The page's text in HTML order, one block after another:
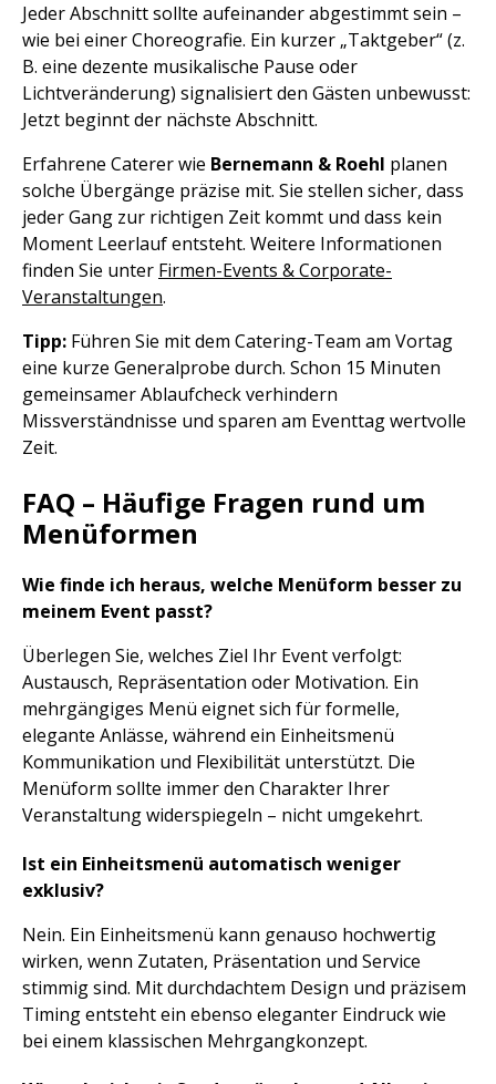
Jeder Abschnitt sollte aufeinander abgestimmt sein –
wie bei einer Choreografie. Ein kurzer „Taktgeber“ (z.
B. eine dezente musikalische Pause oder
Lichtveränderung) signalisiert den Gästen unbewusst:
Jetzt beginnt der nächste Abschnitt.
Erfahrene Caterer wie Bernemann & Roehl planen
solche Übergänge präzise mit. Sie stellen sicher, dass
jeder Gang zur richtigen Zeit kommt und dass kein
Moment Leerlauf entsteht. Weitere Informationen
finden Sie unter Firmen-Events & Corporate-
Veranstaltungen.
Tipp: Führen Sie mit dem Catering-Team am Vortag
eine kurze Generalprobe durch. Schon 15 Minuten
gemeinsamer Ablaufcheck verhindern
Missverständnisse und sparen am Eventtag wertvolle
Zeit.
FAQ – Häufige Fragen rund um
Menüformen
Wie finde ich heraus, welche Menüform besser zu
meinem Event passt?
Überlegen Sie, welches Ziel Ihr Event verfolgt:
Austausch, Repräsentation oder Motivation. Ein
mehrgängiges Menü eignet sich für formelle,
elegante Anlässe, während ein Einheitsmenü
Kommunikation und Flexibilität unterstützt. Die
Menüform sollte immer den Charakter Ihrer
Veranstaltung widerspiegeln – nicht umgekehrt.
Ist ein Einheitsmenü automatisch weniger
exklusiv?
Nein. Ein Einheitsmenü kann genauso hochwertig
wirken, wenn Zutaten, Präsentation und Service
stimmig sind. Mit durchdachtem Design und präzisem
Timing entsteht ein ebenso eleganter Eindruck wie
bei einem klassischen Mehrgangkonzept.